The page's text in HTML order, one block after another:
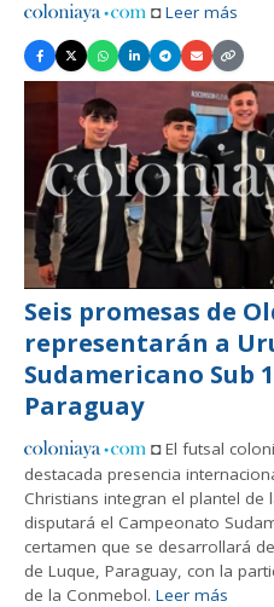
◘Leer más
Seis promesas de
representarán a
Sudamericano Sub
Paraguay
◘ El futsal
destacada presencia
Christians integran el plantel de
disputará el Campeonato
certamen que se desarrollará
de Luque, Paraguay, con la
de la Conmebol. Leer más